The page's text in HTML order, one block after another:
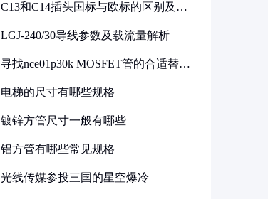
C13和C14插头国标与欧标的区别及其
LGJ-240/30导线参数及载流量解析
寻找nce01p30k MOSFET管的合适替代
电梯的尺寸有哪些规格
镀锌方管尺寸一般有哪些
铝方管有哪些常见规格
光线传媒参投三国的星空爆冷